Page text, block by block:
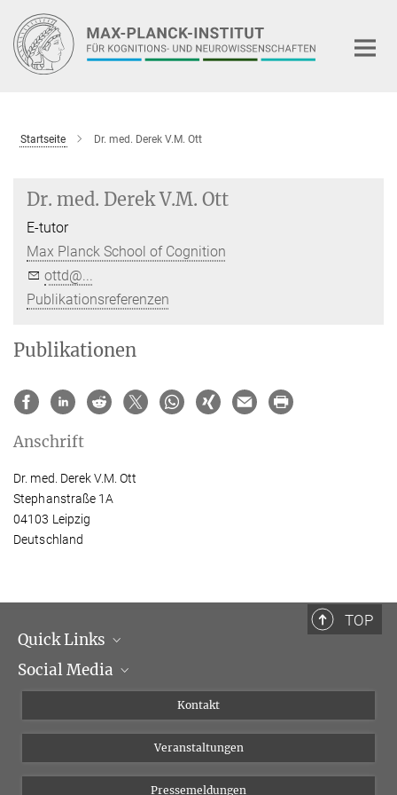
Hauptinhalt
Startseite Dr. med. Derek V.M. Ott
Dr. med. Derek V.M. Ott
E-tutor
Max Planck School of Cognition
ottd@...
Publikationsreferenzen
Publikationen
Anschrift
Dr. med. Derek V.M. Ott
Stephanstraße 1A
04103 Leipzig
Deutschland
TOP
Quick Links
Institutsleitung
Social Media
YouTube
Kontakt
Veranstaltungen
Pressemeldungen